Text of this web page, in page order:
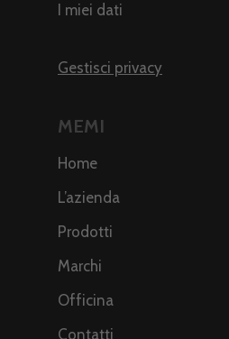
I miei dati
Gestisci privacy
MEMI
Home
L’azienda
Prodotti
Marchi
Officina
Contatti